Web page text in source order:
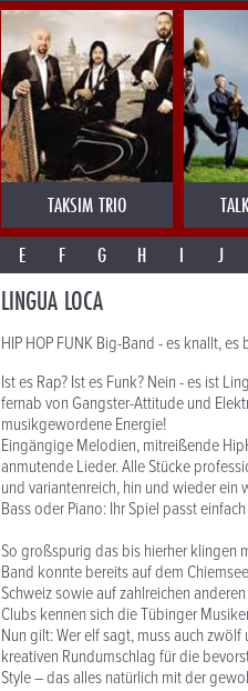
TAKSIM TRIO
E F G H I J
LINGUA LOCA
HIP HOP FUNK Big-Band - es knallt,
Ist es Rap? Ist es Funk? Nein - es ist
fernab von Gangster-Attitude und
musikgewordene Energie!
Eingängige Melodien, mitreißende
anmutende Lieder. Alle Stücke
und variantenreich, hin und wieder
Bass oder Piano: Ihr Spiel passt
So großspurig das bis hierher klingen
Band konnte bereits auf dem
Schweiz sowie auf zahlreichen
Clubs kennen sich die Tübinger
Nun gilt: Wer elf sagt, muss auch
kreativen Rundumschlag für die
Style – das alles natürlich mit der